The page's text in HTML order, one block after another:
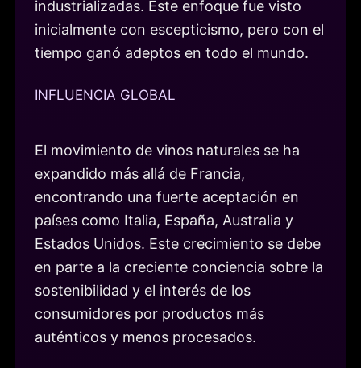
industrializadas. Este enfoque fue visto
inicialmente con escepticismo, pero con el
tiempo ganó adeptos en todo el mundo.
INFLUENCIA GLOBAL
El movimiento de vinos naturales se ha
expandido más allá de Francia,
encontrando una fuerte aceptación en
países como Italia, España, Australia y
Estados Unidos. Este crecimiento se debe
en parte a la creciente conciencia sobre la
sostenibilidad y el interés de los
consumidores por productos más
auténticos y menos procesados.